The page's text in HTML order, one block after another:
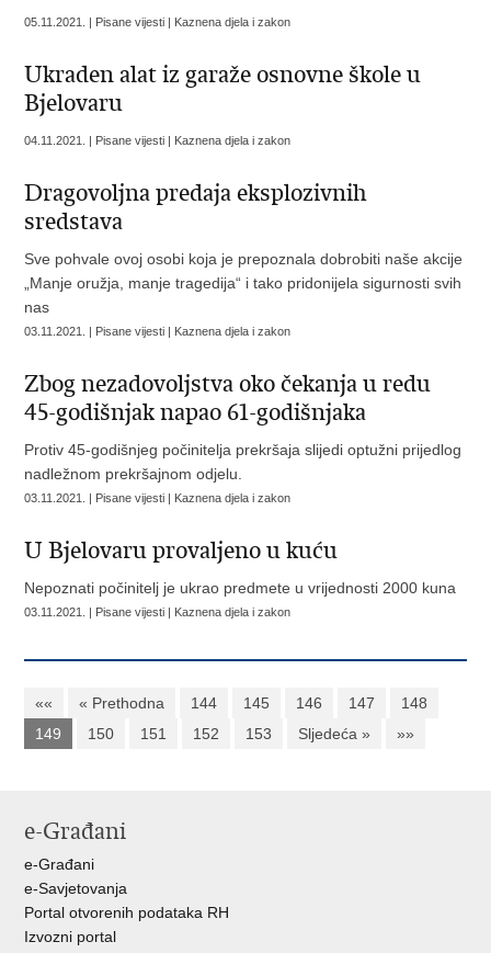
05.11.2021. | Pisane vijesti | Kaznena djela i zakon
Ukraden alat iz garaže osnovne škole u
Bjelovaru
04.11.2021. | Pisane vijesti | Kaznena djela i zakon
Dragovoljna predaja eksplozivnih
sredstava
Sve pohvale ovoj osobi koja je prepoznala dobrobiti naše akcije
„Manje oružja, manje tragedija“ i tako pridonijela sigurnosti svih
nas
03.11.2021. | Pisane vijesti | Kaznena djela i zakon
Zbog nezadovoljstva oko čekanja u redu
45-godišnjak napao 61-godišnjaka
Protiv 45-godišnjeg počinitelja prekršaja slijedi optužni prijedlog
nadležnom prekršajnom odjelu.
03.11.2021. | Pisane vijesti | Kaznena djela i zakon
U Bjelovaru provaljeno u kuću
Nepoznati počinitelj je ukrao predmete u vrijednosti 2000 kuna
03.11.2021. | Pisane vijesti | Kaznena djela i zakon
«« « Prethodna 144 145 146 147
148
149
150 151 152 153 Sljedeća » »»
e-Građani
e-Građani
e-Savjetovanja
Portal otvorenih podataka RH
Izvozni portal